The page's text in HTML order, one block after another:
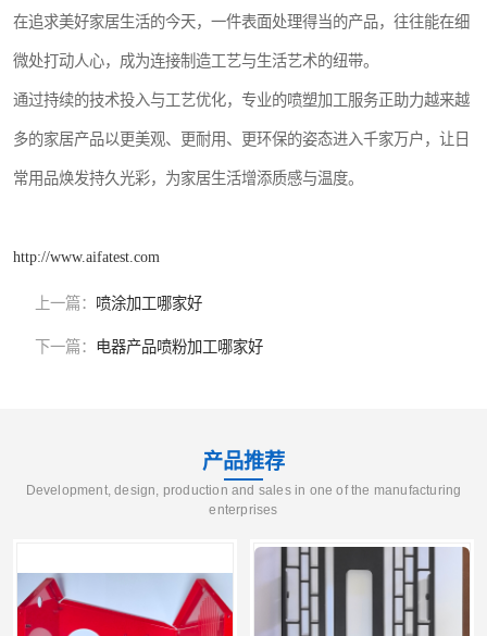
在追求美好家居生活的今天，一件表面处理得当的产品，往往能在细
微处打动人心，成为连接制造工艺与生活艺术的纽带。
通过持续的技术投入与工艺优化，专业的喷塑加工服务正助力越来越
多的家居产品以更美观、更耐用、更环保的姿态进入千家万户，让日
常用品焕发持久光彩，为家居生活增添质感与温度。
http://www.aifatest.com
上一篇： 喷涂加工哪家好
下一篇： 电器产品喷粉加工哪家好
产品推荐
Development, design, production and sales in one of the manufacturing
enterprises